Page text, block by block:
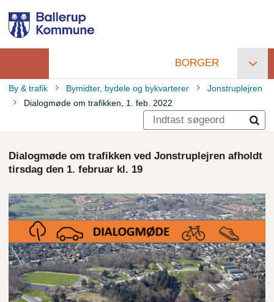
hovedindhold
Primær
navigation
BORGER
Brødkrumme
By & trafik Bymidter, bydele og bykvarterer
Jonstruplejren
Dialogmøde om trafikken, 1. feb. 2022
Dialogmøde om trafikken ved Jonstruplejren afholdt
tirsdag den 1. februar kl. 19